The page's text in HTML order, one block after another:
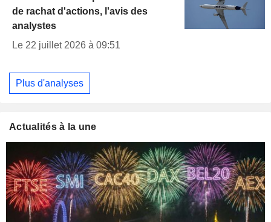
de rachat d'actions, l'avis des
analystes
Le 22 juillet 2026 à 09:51
Plus d'analyses
Actualités à la une